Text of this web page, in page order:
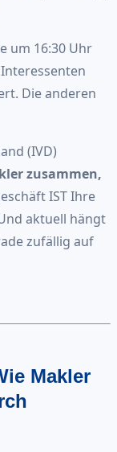
um 16:30 Uhr
Die anderen
(IVD)
zusammen,
IST Ihre
aktuell hängt
zufällig auf
Makler